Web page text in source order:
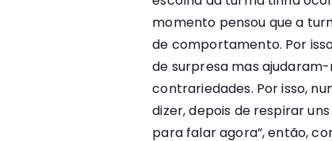
momento pensou que a
de comportamento. Por
de surpresa mas
contrariedades. Por isso,
dizer, depois de respirar
para falar agora”, então,